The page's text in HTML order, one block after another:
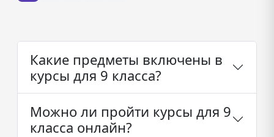
Какие предметы включены в
курсы для 9 класса?
Можно ли пройти курсы для 9
класса онлайн?